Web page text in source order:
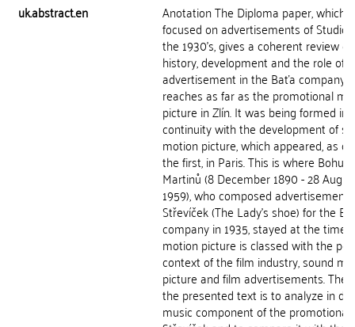
uk.abstract.en
Anotation The Diploma paper, which
focused on advertisements of Studio
the 1930's, gives a coherent review of
history, development and the role of
advertisement in the Baťa company
reaches as far as the promotional
picture in Zlín. It was being formed in
continuity with the development of
motion picture, which appeared, as
the first, in Paris. This is where
Martinů (8 December 1890 - 28
1959), who composed advertisement
Střevíček (The Lady's shoe) for the
company in 1935, stayed at the time.
motion picture is classed with the
context of the film industry, sound
picture and film advertisements. The
the presented text is to analyze in
music component of the promotional